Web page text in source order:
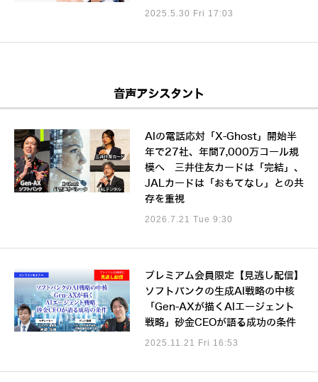
2025.5.30 Fri 17:03
音声アシスタント
AIの電話応対「X-Ghost」開始半
年で27社、年間7,000万コール規
模へ 三井住友カードは「完結」、
JALカードは「おもてなし」との共
存を重視
2026.7.21 Tue 9:30
プレミアム会員限定【見逃し配信】
ソフトバンクの生成AI戦略の中核
「Gen-AXが描くAIエージェント
戦略」砂金CEOが語る成功の条件
2025.11.21 Fri 16:53